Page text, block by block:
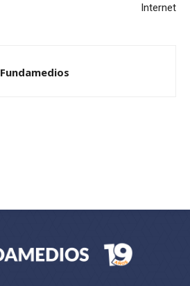
Internet
Fundamedios